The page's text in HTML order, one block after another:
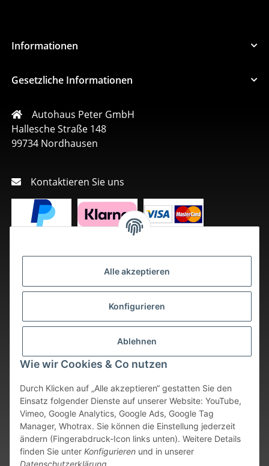
Alle akzeptieren
Konfigurieren
Ablehnen
Wie wir Cookies & Co nutzen
Durch Klicken auf „Alle akzeptieren“ gestatten Sie den
Einsatz folgender Dienste auf unserer Website: YouTube,
Vimeo, Google Analytics, Google Ads, Google Tag
Manager, Whotrax. Sie können die Einstellung jederzeit
ändern (Fingerabdruck-Icon links unten). Weitere Details
finden Sie unter Konfigurieren und in unserer
Datenschutzerklärung
Informationen
Gesetzliche Informationen
Autohaus Peter GmbH
Hallesche Straße 148
99734 Nordhausen
Kontaktieren Sie uns
Vertrag widerrufen
* Alle Preise inkl. gesetzlicher USt., zzgl. Versand
. Bei sofort
verfügbaren Artikeln erfolgt der Versand innerhalb von 24